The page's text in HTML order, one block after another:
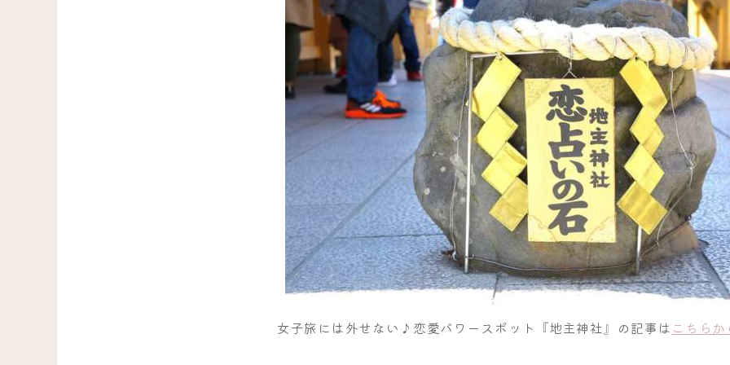
女子旅には外せない♪恋愛パワースポット『地主神社』の記事はこちらか